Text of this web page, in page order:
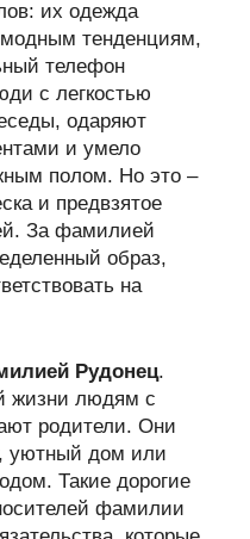
их одежда
модным тенденциям,
телефон
с легкостью
одаряют
и умело
полом. Но это –
и предвзятое
За фамилией
образ,
на
Рудонец.
жизни людям с
родители. Они
уютный дом или
Такие дорогие
фамилии